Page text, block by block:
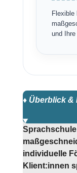
und Ihre
♦️ Überblick
individuelle
Klient:innen